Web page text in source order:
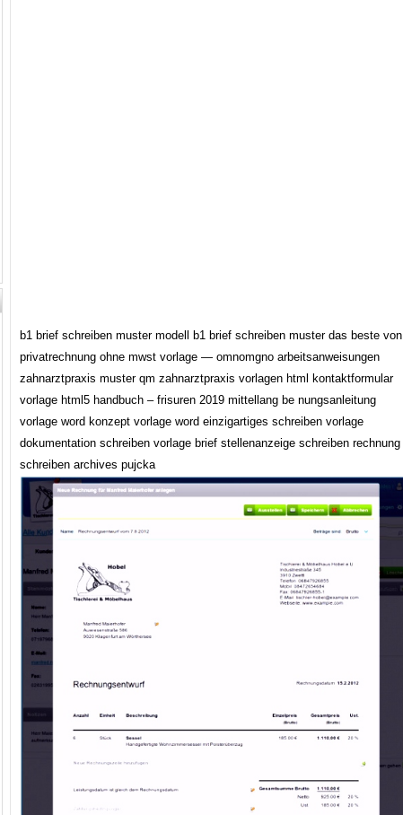
b1 brief schreiben muster modell b1 brief schreiben muster das beste von
privatrechnung ohne mwst vorlage — omnomgno arbeitsanweisungen
zahnarztpraxis muster qm zahnarztpraxis vorlagen html kontaktformular
vorlage html5 handbuch – frisuren 2019 mittellang be nungsanleitung
vorlage word konzept vorlage word einzigartiges schreiben vorlage
dokumentation schreiben vorlage brief stellenanzeige schreiben rechnung
schreiben archives pujcka